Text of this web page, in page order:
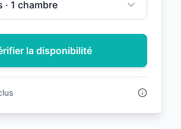
1 chambre
la disponibilité